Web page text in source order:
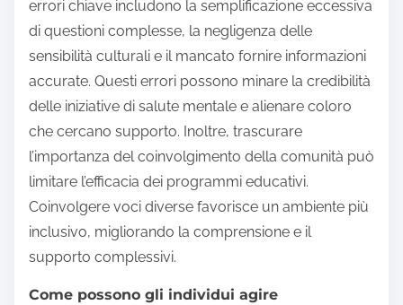
errori chiave includono la semplificazione eccessiva
di questioni complesse, la negligenza delle
sensibilità culturali e il mancato fornire informazioni
accurate. Questi errori possono minare la credibilità
delle iniziative di salute mentale e alienare coloro
che cercano supporto. Inoltre, trascurare
l’importanza del coinvolgimento della comunità può
limitare l’efficacia dei programmi educativi.
Coinvolgere voci diverse favorisce un ambiente più
inclusivo, migliorando la comprensione e il
supporto complessivi.
Come possono gli individui agire